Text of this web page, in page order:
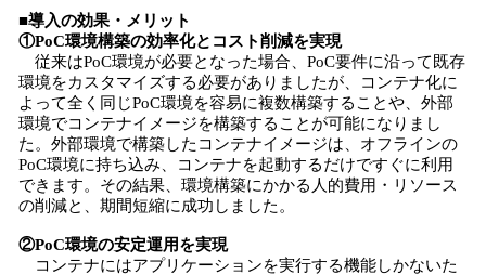
■導入の効果・メリット
①PoC環境構築の効率化とコスト削減を実現
従来はPoC環境が必要となった場合、PoC要件に沿って既存
環境をカスタマイズする必要がありましたが、コンテナ化に
よって全く同じPoC環境を容易に複数構築することや、外部
環境でコンテナイメージを構築することが可能になりまし
た。外部環境で構築したコンテナイメージは、オフラインの
PoC環境に持ち込み、コンテナを起動するだけですぐに利用
できます。その結果、環境構築にかかる人的費用・リソース
の削減と、期間短縮に成功しました。
②PoC環境の安定運用を実現
コンテナにはアプリケーションを実行する機能しかないた